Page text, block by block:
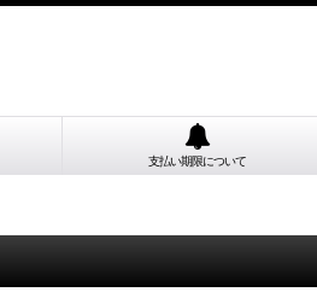
支払い期限について